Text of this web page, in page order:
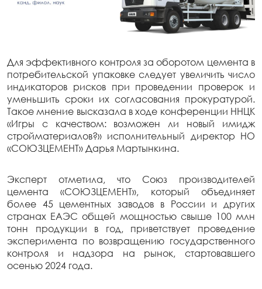
Для эффективного контроля за оборотом цемента в
потребительской упаковке следует увеличить число
индикаторов рисков при проведении проверок и
уменьшить сроки их согласования прокуратурой.
Такое мнение высказала в ходе конференции ННЦК
«Игры с качеством: возможен ли новый имидж
стройматериалов?» исполнительный директор НО
«СОЮЗЦЕМЕНТ» Дарья Мартынкина.
Эксперт отметила, что Союз производителей
цемента «СОЮЗЦЕМЕНТ», который объединяет
более 45 цементных заводов в России и других
странах ЕАЭС общей мощностью свыше 100 млн
тонн продукции в год, приветствует проведение
эксперимента по возвращению государственного
контроля и надзора на рынок, стартовавшего
осенью 2024 года.